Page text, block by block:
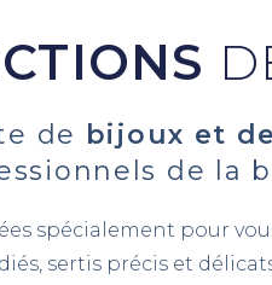
de bijoux et
de la
spécialement pour
sertis précis et